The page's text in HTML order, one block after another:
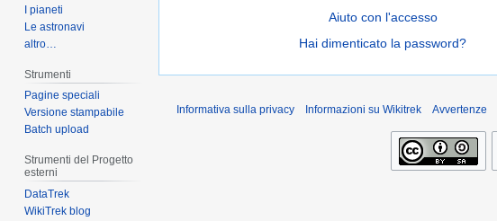
Aiuto con l'accesso
Hai dimenticato la password?
I pianeti
Le astronavi
altro…
Strumenti
Pagine speciali
Versione stampabile
Batch upload
Strumenti del Progetto
esterni
DataTrek
WikiTrek blog
Informativa sulla privacy Informazioni su Wikitrek Avvertenze